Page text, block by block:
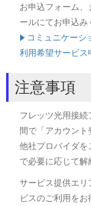
お申込フォーム、
ールにてお申込み
コミュニケーシ
利用希望サービス
注意事項
フレッツ光用接続
間で「アカウント
他社プロバイダを
で必要に応じて解
サービス提供エリ
ビスのご利用を